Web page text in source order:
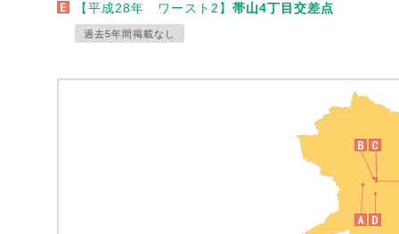
【平成28年 ワースト2】 帯山4丁目交差点
過去5年間掲載なし